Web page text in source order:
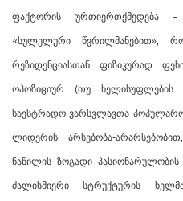
ფაქტორის ურთიერთქმედება
«სულელური წვრილმანებით»,
რეზიდენციასთან ფიზიკურად
ოპოზიციურ (თუ ხელისუფლების
საესტრადო ვარსვლავთა
ლიდერის არსებობა-
ნაწილის ზოგადი
ძალისმიერი სტრუქტურის